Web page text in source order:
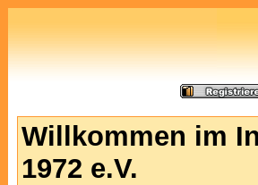
Willkommen im
1972 e.V.